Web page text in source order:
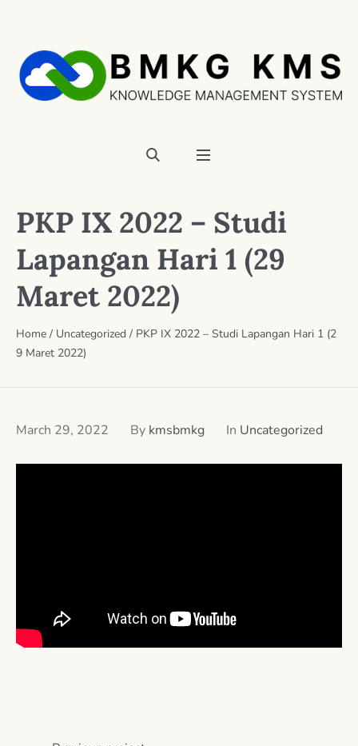
PKP IX 2022 – Studi
Lapangan Hari 1 (29
Maret 2022)
Home / Uncategorized / PKP IX 2022 – Studi Lapangan Hari 1 (2
9 Maret 2022)
March 29, 2022 By kmsbmkg In Uncategorized